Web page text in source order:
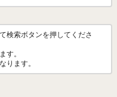
検索ボタンを押してくださ
す。
ります。